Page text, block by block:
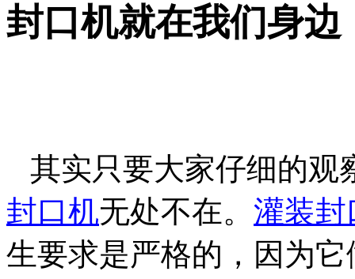
封口机就在我们身边
其实只要大家仔细的观
封口机无处不在。 灌装封
生要求是严格的，因为